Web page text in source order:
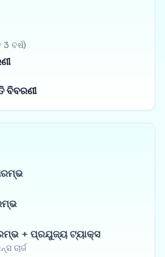
ବର୍ଷ)
ବିବରଣୀ
+ ପ୍ରଯୁଜ୍ୟ ଟ୍ୟାକ୍ସ
ଚାର୍ଜ